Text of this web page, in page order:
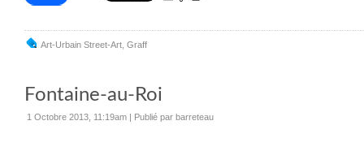
Art-Urbain Street-Art Graff
Fontaine-au-Roi
1 Octobre 2013, 11:19am | Publié par barreteau